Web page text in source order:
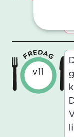
v11